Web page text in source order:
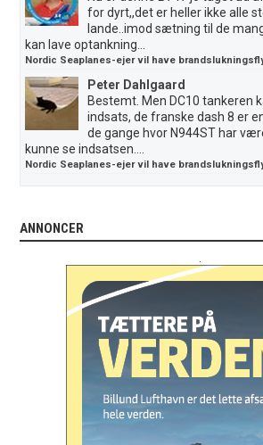
for dyrt,,det er heller ikke alle
lande..imod sætning til de
kan lave optankning...
Nordic Seaplanes-ejer vil have
Peter Dahlgaard
Bestemt. Men DC10 tankeren
indsats, de franske dash 8 er
de gange hvor N944ST har
kunne se indsatsen....
Nordic Seaplanes-ejer vil have
ANNONCER
.